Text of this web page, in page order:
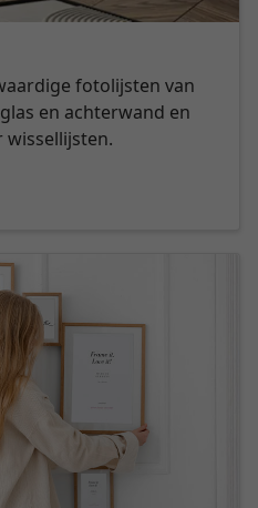
fotolijsten van
en achterwand en
wissellijsten.